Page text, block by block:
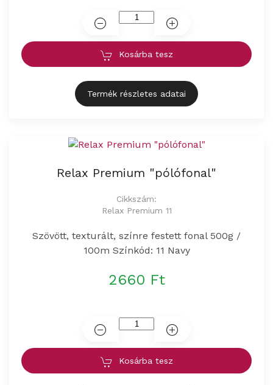
Kosárba tesz
Termék részletes adatai
Relax Premium "pólófonal"
Cikkszám:
Relax Premium 11
Szövött, texturált, színre festett fonal 500g /
100m Színkód: 11 Navy
2660 Ft
Kosárba tesz